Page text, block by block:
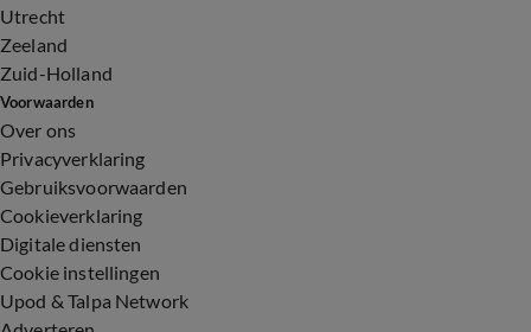
Utrecht
Zeeland
Zuid-Holland
Voorwaarden
Over ons
Privacyverklaring
Gebruiksvoorwaarden
Cookieverklaring
Digitale diensten
Cookie instellingen
Upod & Talpa Network